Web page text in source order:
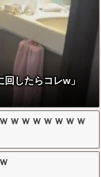
したらコレw」
ｗｗｗｗｗｗｗ